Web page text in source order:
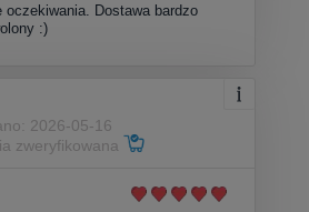
oczekiwania. Dostawa bardzo
:)
2026-05-16
zweryfikowana